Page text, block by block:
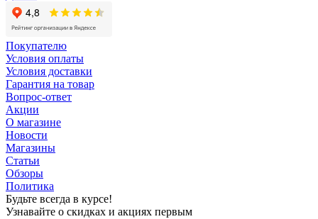
Покупателю
Условия оплаты
Условия доставки
Гарантия на товар
Вопрос-ответ
Акции
О магазине
Новости
Магазины
Статьи
Обзоры
Политика
Будьте всегда в курсе!
Узнавайте о скидках и акциях первым